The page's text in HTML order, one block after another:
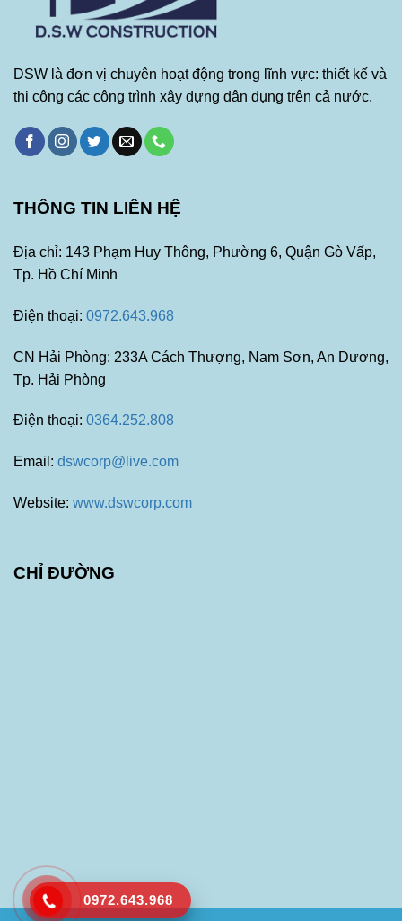
DSW là đơn vị chuyên hoạt động trong lĩnh vực: thiết kế và
thi công các công trình xây dựng dân dụng trên cả nước.
THÔNG TIN LIÊN HỆ
Địa chỉ: 143 Phạm Huy Thông, Phường 6, Quận Gò Vấp,
Tp. Hồ Chí Minh
Điện thoại: 0972.643.968
CN Hải Phòng: 233A Cách Thượng, Nam Sơn, An Dương,
Tp. Hải Phòng
Điện thoại: 0364.252.808
Email: dswcorp@live.com
Website: www.dswcorp.com
CHỈ ĐƯỜNG
0972.643.968